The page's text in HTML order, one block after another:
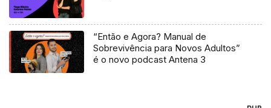
“Então e Agora? Manual de
Sobrevivência para Novos Adultos”
é o novo podcast Antena 3